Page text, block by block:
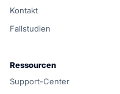
Kontakt
Fallstudien
Ressourcen
Support-Center